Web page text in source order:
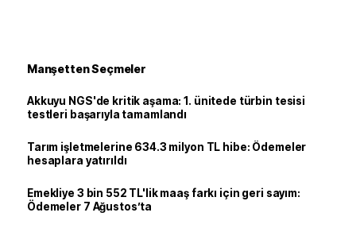
Manşetten Seçmeler
Akkuyu NGS'de kritik aşama: 1. ünitede türbin tesisi
testleri başarıyla tamamlandı
Tarım işletmelerine 634.3 milyon TL hibe: Ödemeler
hesaplara yatırıldı
Emekliye 3 bin 552 TL'lik maaş farkı için geri sayım:
Ödemeler 7 Ağustos’ta